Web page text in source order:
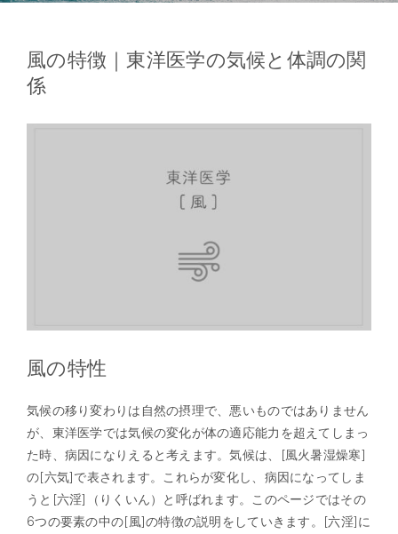
風の特徴｜東洋医学の気候と体調の関
係
風の特性
気候の移り変わりは自然の摂理で、悪いものではありません
が、東洋医学では気候の変化が体の適応能力を超えてしまっ
た時、病因になりえると考えます。気候は、[風火暑湿燥寒]
の[六気]で表されます。これらが変化し、病因になってしま
うと[六淫]（りくいん）と呼ばれます。このページではその
6つの要素の中の[風]の特徴の説明をしていきます。[六淫]に